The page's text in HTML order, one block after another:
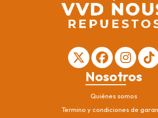
Nosotros
Quiénes somos
Termino y condiciones de